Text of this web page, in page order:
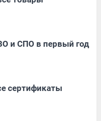
и СПО в первый год
сертификаты